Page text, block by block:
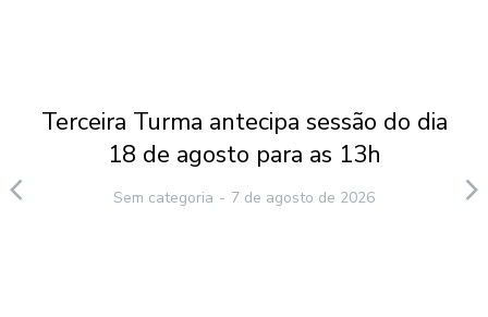
Terceira Turma antecipa sessão do dia
18 de agosto para as 13h
Sem categoria 7 de agosto de 2026